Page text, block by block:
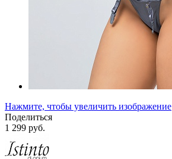
Нажмите, чтобы увеличить изображение
Поделиться
1 299 руб.